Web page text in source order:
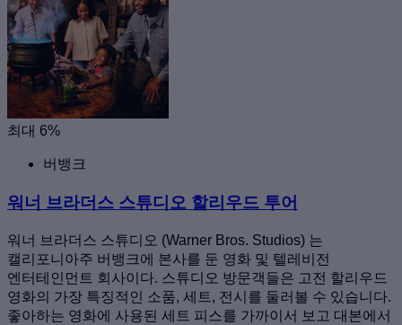
최대 6%
버뱅크
워너 브라더스 스튜디오 할리우드 투어
워너 브라더스 스튜디오 (Warner Bros. Studios) 는
캘리포니아주 버뱅크에 본사를 둔 영화 및 텔레비전
엔터테인먼트 회사이다. 스튜디오 방문객들은 고전 할리우드
영화의 가장 특징적인 소품, 세트, 전시를 둘러볼 수 있습니다.
좋아하는 영화에 사용된 세트 피스를 가까이서 보고 대본에서